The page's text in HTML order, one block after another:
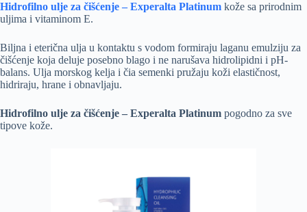
Hidrofilno ulje za čišćenje – Experalta Platinum kože sa prirodnim
uljima i vitaminom E.
Biljna i eterična ulja u kontaktu s vodom formiraju laganu emulziju za
čišćenje koja deluje posebno blago i ne narušava hidrolipidni i pH-
balans. Ulja morskog kelja i čia semenki pružaju koži elastičnost,
hidriraju, hrane i obnavljaju.
Hidrofilno ulje za čišćenje – Experalta Platinum pogodno za sve
tipove kože.